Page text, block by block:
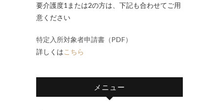
要介護度1または2の方は、下記も合わせてご用
意ください
特定入所対象者申請書（PDF）
詳しくはこちら
メニュー